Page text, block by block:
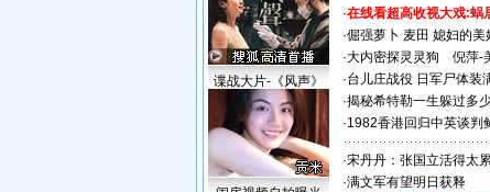
谍战大片-《风声》
·在线看超高收视大戏:蜗
·倔强萝卜 麦田 媳妇的美
·大内密探灵灵狗
倪萍-
·台儿庄战役 日军尸体装
·揭秘希特勒一生躲过多
·1982香港回归中英谈判
·宋丹丹：张国立活得太累
·满文军有望明日获释